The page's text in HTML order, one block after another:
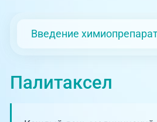
Отзывы
Адреса клиник
Медицина на дому
Телемедицина
Введение
Палитаксел